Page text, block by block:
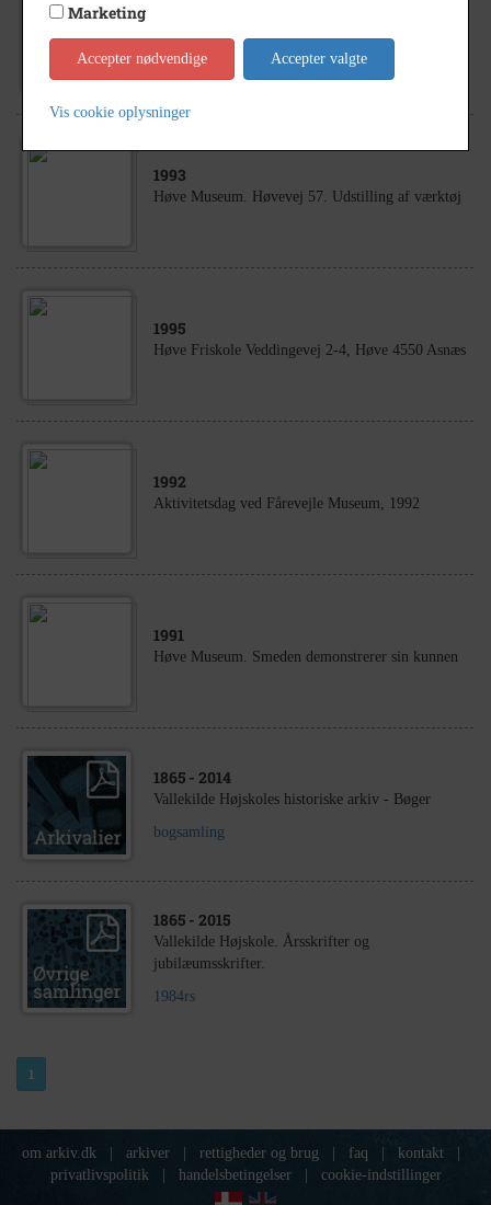
Pavillonvej 4, Høve
1993
Høve Museum. Høvevej 57. Udstilling af værktøj
1995
Høve Friskole Veddingevej 2-4, Høve 4550 Asnæs
1992
Aktivitetsdag ved Fårevejle Museum, 1992
1991
Høve Museum. Smeden demonstrerer sin kunnen
1865 - 2014
Vallekilde Højskoles historiske arkiv - Bøger
bogsamling
1865 - 2015
Vallekilde Højskole. Årsskrifter og
jubilæumsskrifter.
1984rs
1
om arkiv.dk arkiver rettigheder og brug faq kontakt
privatlivspolitik
handelsbetingelser cookie-indstillinger
Marketing
Accepter nødvendige Accepter valgte
Vis cookie oplysninger